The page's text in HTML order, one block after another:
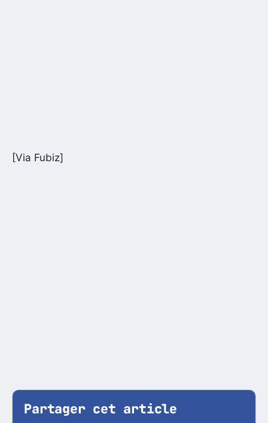
[Via Fubiz]
Partager cet article